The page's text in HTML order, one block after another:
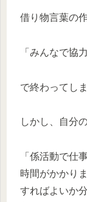
借り物言葉の
「みんなで協
で終わってし
しかし、自分
「係活動で仕
時間がかかり
すればよいか